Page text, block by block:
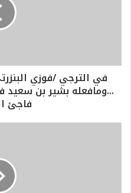
في الترجي /فوزي
...ومافعله بشير بن
فاجئ